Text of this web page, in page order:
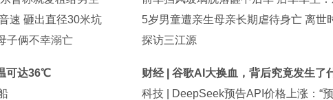
速 砸出直径30米坑
子俩不幸溺亡
5岁男童遭亲生母亲长期虐待身亡 离世
探访三江源
可达36℃
财经
谷歌AI大换血，背后究竟发生了
科技
DeepSeek预告API价格上涨：“